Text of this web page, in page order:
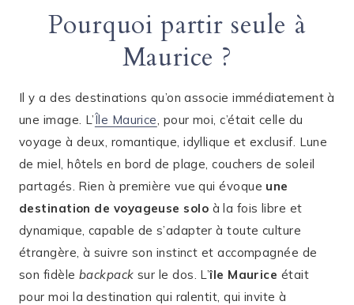
Pourquoi partir seule à
Maurice ?
Il y a des destinations qu’on associe immédiatement à
une image. L’Île Maurice, pour moi, c’était celle du
voyage à deux, romantique, idyllique et exclusif. Lune
de miel, hôtels en bord de plage, couchers de soleil
partagés. Rien à première vue qui évoque une
destination de voyageuse solo à la fois libre et
dynamique, capable de s’adapter à toute culture
étrangère, à suivre son instinct et accompagnée de
son fidèle backpacksur le dos. L’île Maurice était
pour moi la destination qui ralentit, qui invite à